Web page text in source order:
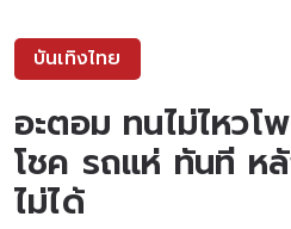
บันเทิงไทย
อะตอม ทนไม่ไหว
โชค รถแห่ ทันที ห
ไม่ได้